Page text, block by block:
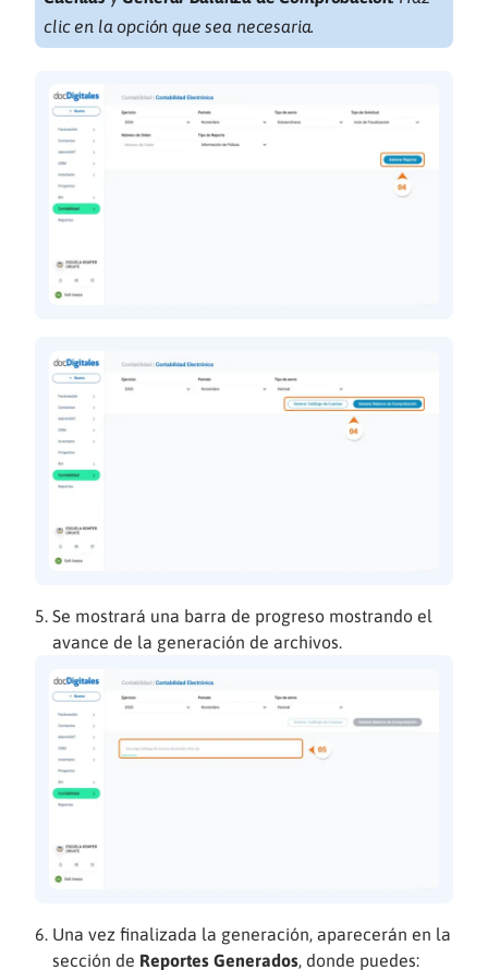
clic en la opción que sea necesaria.
Se mostrará una barra de progreso mostrando el
avance de la generación de archivos.
Una vez finalizada la generación, aparecerán en la
sección de Reportes Generados, donde puedes: